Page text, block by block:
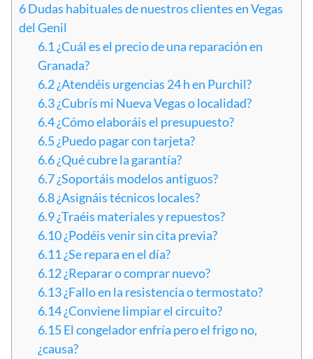
6Dudas habituales de nuestros clientes en Vegas
del Genil
6.1 ¿Cuál es el precio de una reparación en
Granada?
6.2¿Atendéis urgencias 24 h en Purchil?
6.3¿Cubrís mi Nueva Vegas o localidad?
6.4¿Cómo elaboráis el presupuesto?
6.5¿Puedo pagar con tarjeta?
6.6¿Qué cubre la garantía?
6.7¿Soportáis modelos antiguos?
6.8¿Asignáis técnicos locales?
6.9¿Traéis materiales y repuestos?
6.10¿Podéis venir sin cita previa?
6.11 ¿Se repara en el día?
6.12¿Reparar o comprar nuevo?
6.13¿Fallo en la resistencia o termostato?
6.14¿Conviene limpiar el circuito?
6.15El congelador enfría pero el frigo no,
¿causa?